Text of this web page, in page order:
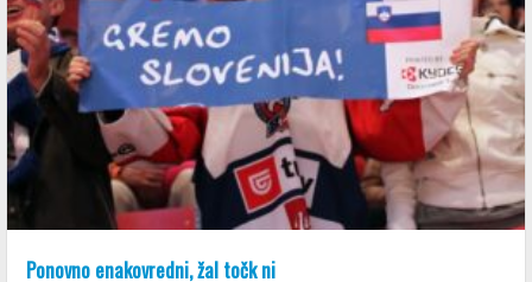
Ponovno enakovredni, žal točk ni